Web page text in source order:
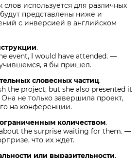
используется для различных
представлены ниже и
с инверсией в английском
.
event, I would have attended. —
я бы пришел.
словесных частиц.
the project, but she also presented it
не только завершила проект,
на конференции.
количеством.
the surprise waiting for them. —
что их ждет.
или выразительности.